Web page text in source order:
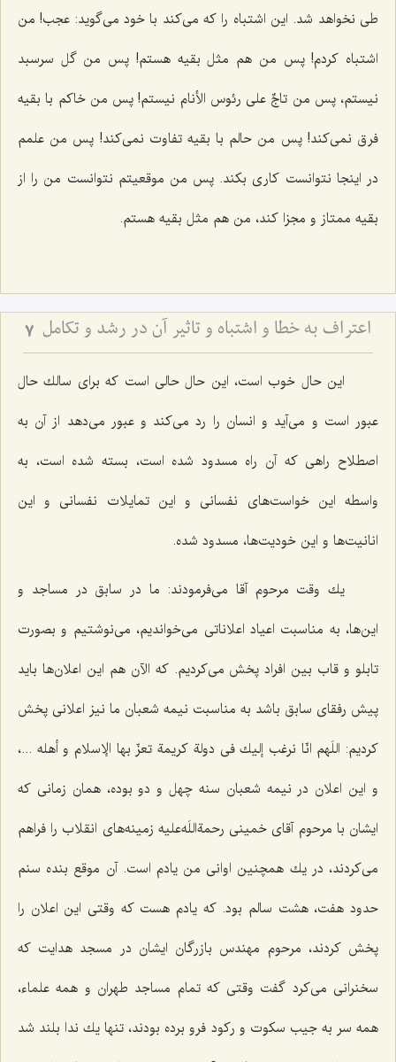
طی نخواهد شد. این اشتباه را كه می‌كند با خود می‌گوید: عجب! من
اشتباه كردم! پس من هم مثل بقیه هستم! پس من گل سرسبد
نیستم، پس من تاجٌ علی رئوس الأنام نیستم! پس من خاكم با بقیه
فرق نمی‌كند! پس من حالم با بقیه تفاوت نمی‌كند! پس من علمم
در اینجا نتوانست كاری بكند. پس من موقعیتم نتوانست من را از
بقیه ممتاز و مجزا كند، من هم مثل بقیه هستم.
اعتراف به خطا و اشتباه و تاثیر آن در رشد و تکامل 7
این حال خوب است، این حال حالی است كه برای سالك حال
عبور است و می‌آید و انسان را رد می‌كند و عبور می‌دهد از آن به
اصطلاح راهی كه آن راه مسدود شده است، بسته شده است، به
واسطه این خواست‌های نفسانی و این تمایلات نفسانی و این
انانیت‌ها و این خودیت‌ها، مسدود شده.
یك وقت مرحوم آقا می‌فرمودند: ما در سابق در مساجد و
این‌ها، به مناسبت اعیاد اعلاناتی می‌خواندیم، می‌نوشتیم و بصورت
تابلو و قاب بین افراد پخش می‌كردیم. كه الآن هم این اعلان‌ها باید
پیش رفقای سابق باشد به مناسبت نیمه شعبان ما نیز اعلانی پخش
كردیم: اللَهم انّا نرغب إلیك فی دولة كریمة تعزّ بها الإسلام و أهله ...،
و این اعلان در نیمه شعبان سنه چهل و دو بوده، همان زمانی كه
ایشان با مرحوم آقای خمینی رحمةاللَه‌علیه زمینه‌های انقلاب را فراهم
می‌كردند، در یك همچنین اوانی من یادم است. آن موقع بنده سنم
حدود هفت، هشت سالم بود. كه یادم هست كه وقتی این اعلان را
پخش كردند، مرحوم مهندس بازرگان ایشان در مسجد هدایت كه
سخنرانی می‌كرد گفت وقتی كه تمام مساجد طهران و همه علماء،
همه سر به جیب سكوت و ركود فرو برده بودند، تنها یك ندا بلند شد